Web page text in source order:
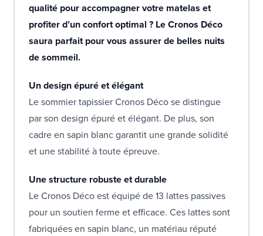
qualité pour accompagner votre matelas et
profiter d’un confort optimal ? Le Cronos Déco
saura parfait pour vous assurer de belles nuits
de sommeil.
Un design épuré et élégant
Le sommier tapissier Cronos Déco se distingue
par son design épuré et élégant. De plus, son
cadre en sapin blanc garantit une grande solidité
et une stabilité à toute épreuve.
Une structure robuste et durable
Le Cronos Déco est équipé de 13 lattes passives
pour un soutien ferme et efficace. Ces lattes sont
fabriquées en sapin blanc, un matériau réputé